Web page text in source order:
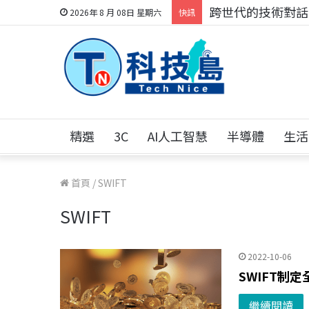
2026年 8 月 08日 星期六 快訊 跨世代的技術對
精選 3C AI人工智慧 半導體 生活
首頁 /SWIFT
SWIFT
2022-10-06
SWIFT制定
繼續閱讀